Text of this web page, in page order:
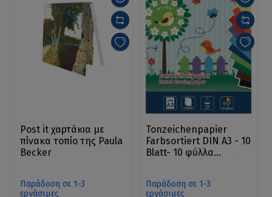
Post it χαρτάκια με
πίνακα τοπίο της Paula
Becker
Παράδοση σε 1-3
εργάσιμες
Tonzeichenpapier
Farbsortiert DIN A3 - 10
Blatt- 10 φύλλα
Παράδοση σε 1-3
εργάσιμες